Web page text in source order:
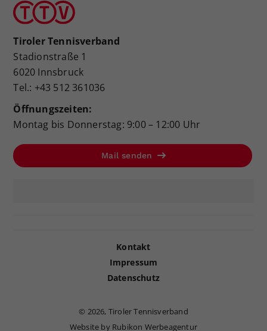
Tiroler Tennisverband
Stadionstraße 1
6020 Innsbruck
Tel.: +43 512 361036
Öffnungszeiten:
Montag bis Donnerstag: 9:00 – 12:00 Uhr
Mail senden
Kontakt
Impressum
Datenschutz
© 2026, Tiroler Tennisverband
Website by Rubikon Werbeagentur